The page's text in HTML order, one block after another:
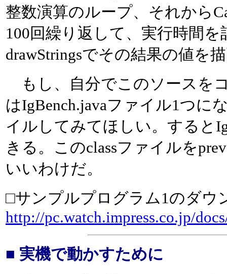
整数演算のループ、それから
100回繰り返して、実行時間
drawStringsでその結果の値を
もし、自分でこのソースを
はIgBench.javaファイル1つに
イルしてみてほしい。すると
きる。このclassファイルを
いいわけだ。
□サンプルプログラム1のダウ
http://pc.watch.impress.co.jp/
■ 実機で動かすために